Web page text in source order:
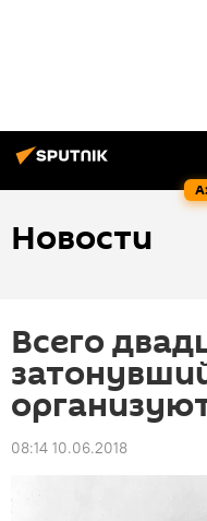
Новости
Всего
08:14 10.06.2018